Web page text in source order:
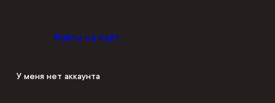
Войти на сайт
У меня нет аккаунта